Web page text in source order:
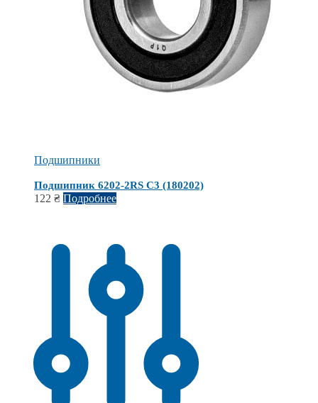
Подшипники
Подшипник 6202-2RS C3 (180202)
122 ₴ Подробнее